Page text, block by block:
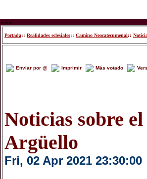
www
Portada:: Realidades eclesiales:: Camino Neocatecumenal::
Enviar por @ Imprimir Más votado
Noticias sobre
Argüello
Fri, 02 Apr 2021 23:30:00